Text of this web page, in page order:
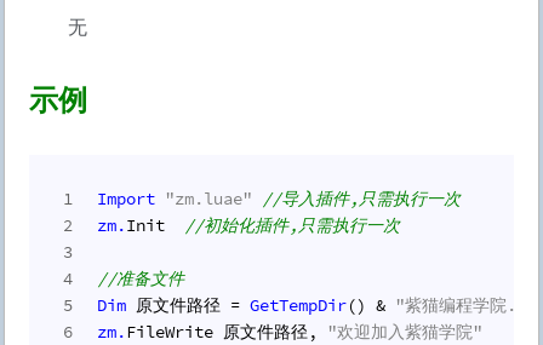
无
示例
1
2
3
4
5
6
Import "zm.luae"
//导入插件,只需执行一次
zm.Init //初始化插件,只需执行一次
//准备文件
Dim 原文件路径 = GetTempDir() & "紫猫编程学院
zm.FileWrite 原文件路径, "欢迎加入紫猫学院"